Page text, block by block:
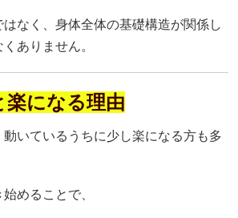
なく、身体全体の基礎構造が関係し
ありません。
になる理由
いているうちに少し楽になる方も多
めることで、